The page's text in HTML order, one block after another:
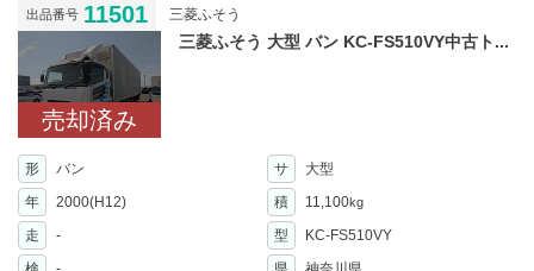
出品番号 11501 三菱ふそう
売却済み
三菱ふそう 大型 バン KC-FS510VY中古ト...
形 バン サ
大型
年
2000(H12) 積 11,100kg
走 - 型
KC-FS510VY